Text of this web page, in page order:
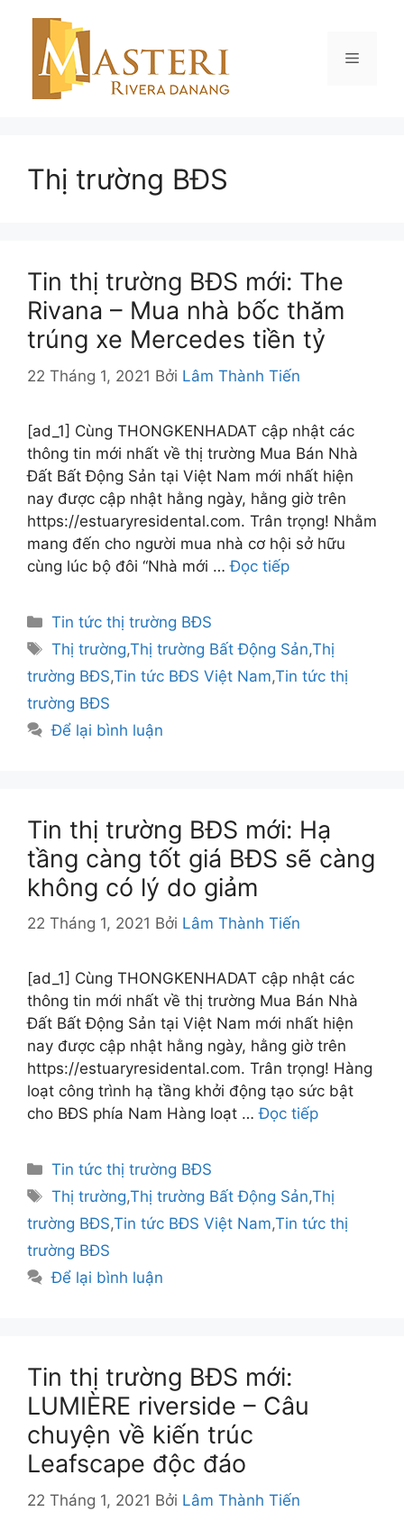
Menu
Thị trường BĐS
Tin thị trường BĐS mới: The
Rivana – Mua nhà bốc thăm
trúng xe Mercedes tiền tỷ
22 Tháng 1, 2021 Bởi Lâm Thành Tiến
[ad_1] Cùng THONGKENHADAT cập nhật các
thông tin mới nhất về thị trường Mua Bán Nhà
Đất Bất Động Sản tại Việt Nam mới nhất hiện
nay được cập nhật hằng ngày, hằng giờ trên
https://estuaryresidental.com. Trân trọng! Nhằm
mang đến cho người mua nhà cơ hội sở hữu
cùng lúc bộ đôi “Nhà mới …Đọc tiếp
Danh
mục
Tin tức thị trường BĐS
Thẻ
Thị trường,Thị trường Bất Động Sản,Thị
trường BĐS,Tin tức BĐS Việt Nam,Tin tức thị
trường BĐS
Để lại bình luận
Tin thị trường BĐS mới: Hạ
tầng càng tốt giá BĐS sẽ càng
không có lý do giảm
22 Tháng 1, 2021 Bởi Lâm Thành Tiến
[ad_1] Cùng THONGKENHADAT cập nhật các
thông tin mới nhất về thị trường Mua Bán Nhà
Đất Bất Động Sản tại Việt Nam mới nhất hiện
nay được cập nhật hằng ngày, hằng giờ trên
https://estuaryresidental.com. Trân trọng! Hàng
loạt công trình hạ tầng khởi động tạo sức bật
cho BĐS phía Nam Hàng loạt …Đọc tiếp
Danh
mục
Tin tức thị trường BĐS
Thẻ
Thị trường,Thị trường Bất Động Sản,Thị
trường BĐS,Tin tức BĐS Việt Nam,Tin tức thị
trường BĐS
Để lại bình luận
Tin thị trường BĐS mới:
LUMIÈRE riverside – Câu
chuyện về kiến trúc
Leafscape độc đáo
22 Tháng 1, 2021 Bởi Lâm Thành Tiến